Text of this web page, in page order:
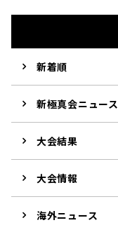
新着順
新極真会ニュース
大会結果
大会情報
海外ニュース